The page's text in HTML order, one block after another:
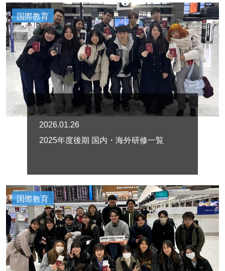
国際教育
2026.01.26
2025年度後期 国内・海外研修一覧
国際教育